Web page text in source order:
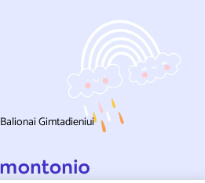
Balionai Gimtadieniui